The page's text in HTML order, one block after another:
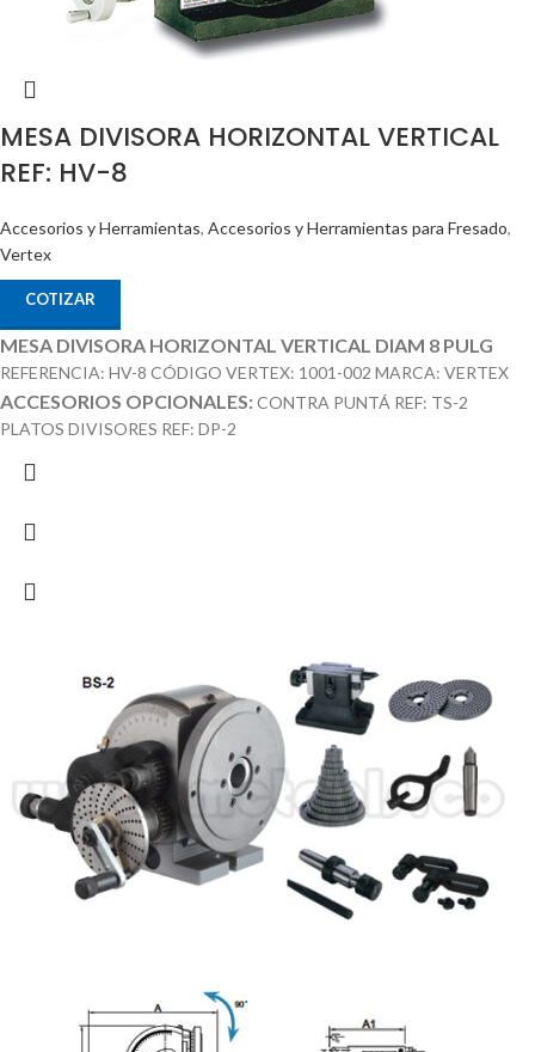
MESA DIVISORA HORIZONTAL VERTICAL
REF: HV-8
Accesorios y Herramientas, Accesorios y Herramientas para Fresado,
Vertex
COTIZAR
MESA DIVISORA HORIZONTAL VERTICAL DIAM 8 PULG
REFERENCIA: HV-8 CÓDIGO VERTEX: 1001-002 MARCA: VERTEX
ACCESORIOS OPCIONALES:CONTRA PUNTÁ REF: TS-2
PLATOS DIVISORES REF: DP-2